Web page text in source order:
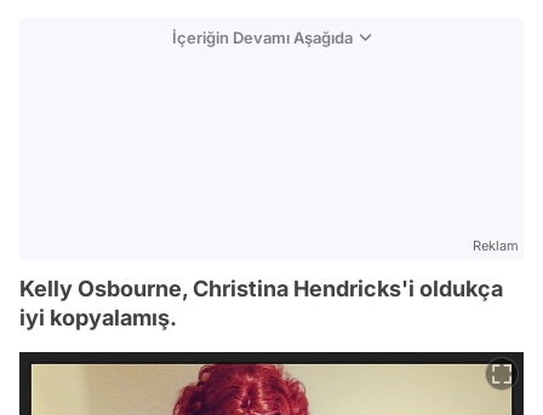
İçeriğin Devamı Aşağıda
Reklam
Kelly Osbourne, Christina Hendricks'i oldukça
iyi kopyalamış.